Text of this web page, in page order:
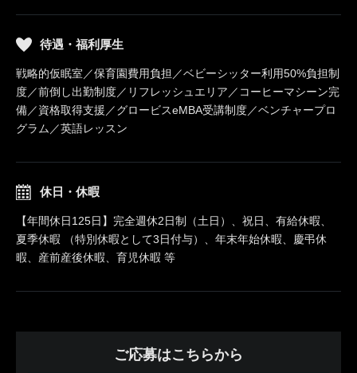
待遇・福利厚生
戦略的仮眠室／保育園費用負担／ベビーシッター利用50%負担制
度／前倒し出勤制度／リフレッシュエリア／コーヒーマシーン完
備／資格取得支援／グロービスeMBA受講制度／ベンチャープロ
グラム／英語レッスン
休日・休暇
【年間休日125日】完全週休2日制（土日）、祝日、有給休暇、
夏季休暇 （特別休暇として3日付与）、年末年始休暇、慶弔休
暇、産前産後休暇、育児休暇 等
ご応募はこちらから